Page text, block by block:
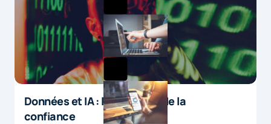
Données et IA : le paradoxe de la
confiance